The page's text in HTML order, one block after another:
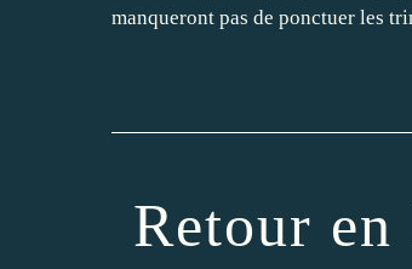
manqueront pas de ponctuer les
Retour